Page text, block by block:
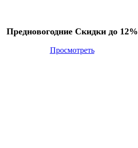
Предновогодние Скидки до 12%
Просмотреть